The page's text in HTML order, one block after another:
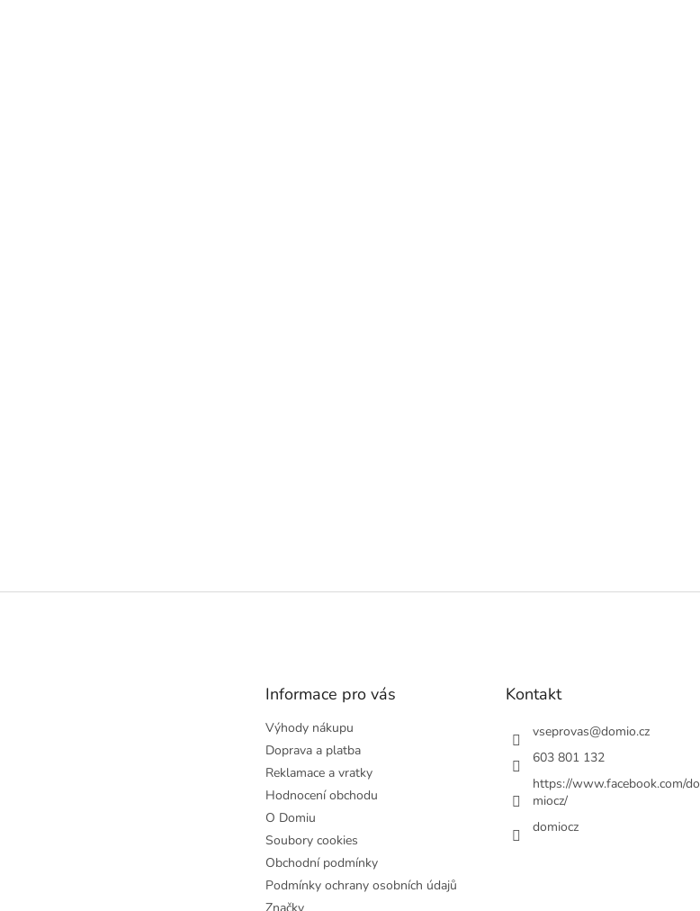
Z
Informace pro vás
Výhody nákupu
Doprava a platba
Reklamace a vratky
Hodnocení obchodu
O Domiu
Soubory cookies
Obchodní podmínky
Podmínky ochrany osobních údajů
Značky
Kontakt
vseprovas@domio.cz
603 801 132
https://www.facebook.com/do
miocz/
domiocz